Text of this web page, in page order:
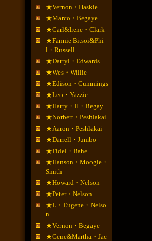
★Vernon・Haskie
★Marco・Begaye
★Carl&Irene・Clark
★Fannie Bitsoi&Phi
l・Russell
★Darryl・Edwards
★Wes・Willie
★Edison・Cummings
★Leo・Yazzie
★Harry・H・Begay
★Norbert・Peshlakai
★Aaron・Peshlakai
★Darrell・Jumbo
★Fidel・Bahe
★Hanson・Moogie・
Smith
★Howard・Nelson
★Peter・Nelson
★L・Eugene・Nelso
n
★Vernon・Begaye
★Gene&Martha・Jac